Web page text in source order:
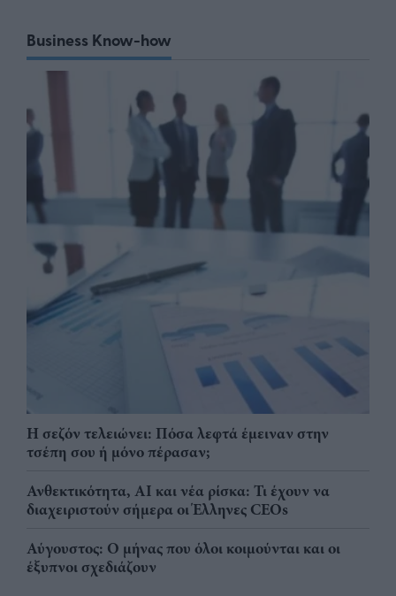
Business Know-how
Η σεζόν τελειώνει: Πόσα λεφτά έμειναν στην
τσέπη σου ή μόνο πέρασαν;
Ανθεκτικότητα, AI και νέα ρίσκα: Τι έχουν να
διαχειριστούν σήμερα οι Έλληνες CEOs
Αύγουστος: Ο μήνας που όλοι κοιμούνται και οι
έξυπνοι σχεδιάζουν